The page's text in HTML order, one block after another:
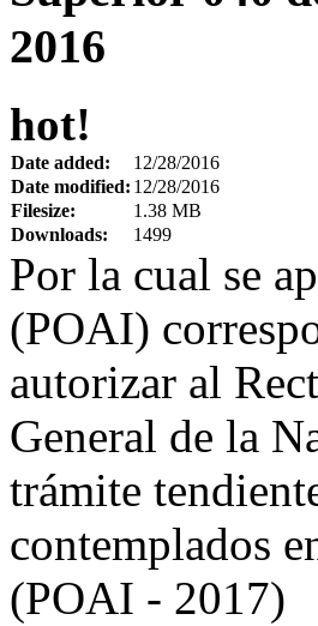
hot!
Date added:
12/28/2016
Date modified: 12/28/2016
Filesize:
1.38 MB
Downloads:
1499
Por la cual se
(POAI)
autorizar al
General de la
trámite
contemplados
(POAI - 2017)